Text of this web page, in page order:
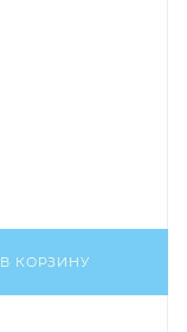
В КОРЗИНУ